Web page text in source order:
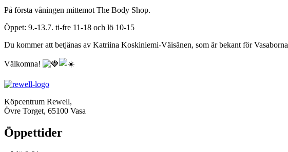
På första våningen mittemot The Body Shop.
Öppet: 9.-13.7. ti-fre 11-18 och lö 10-15
Du kommer att betjänas av Katriina Koskiniemi-Väisänen, som är bekant för Vasaborna
Välkomna!
Köpcentrum Rewell,
Övre Torget, 65100 Vasa
Öppettider